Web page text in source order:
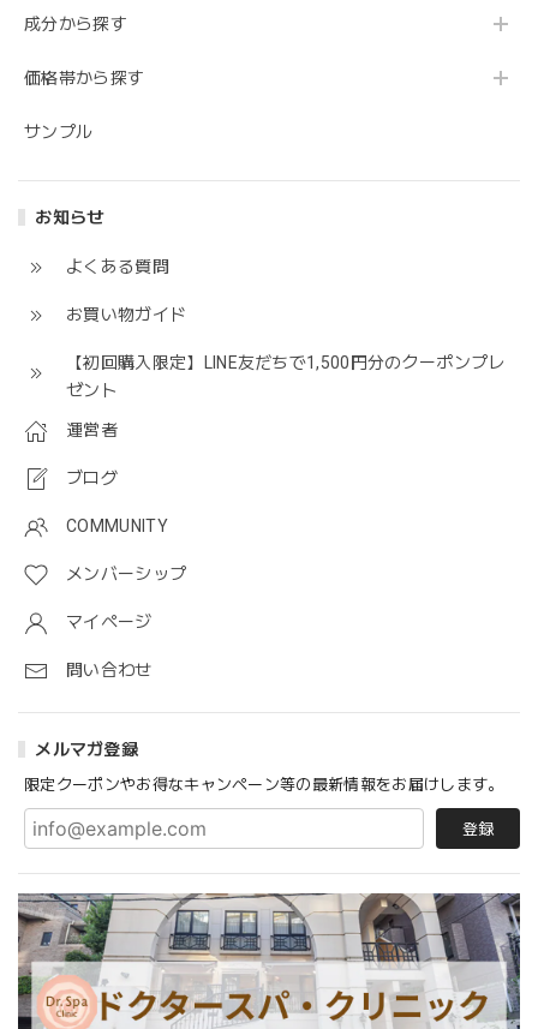
成分から探す
価格帯から探す
サンプル
お知らせ
よくある質問
お買い物ガイド
【初回購入限定】LINE友だちで1,500円分のクーポンプレ
ゼント
運営者
ブログ
COMMUNITY
メンバーシップ
マイページ
問い合わせ
メルマガ登録
限定クーポンやお得なキャンペーン等の最新情報をお届けします。
登録